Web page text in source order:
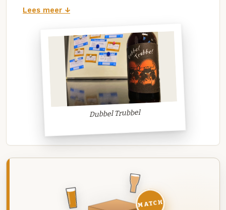
Lees meer ↓
Dubbel Trubbel
MATCH